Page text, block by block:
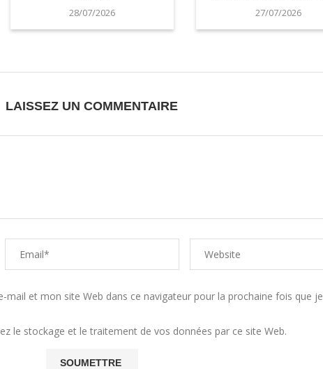
28/07/2026 27/07/2026
LAISSEZ UN COMMENTAIRE
mail et mon site Web dans ce navigateur pour la prochaine fois que je
le stockage et le traitement de vos données par ce site Web.